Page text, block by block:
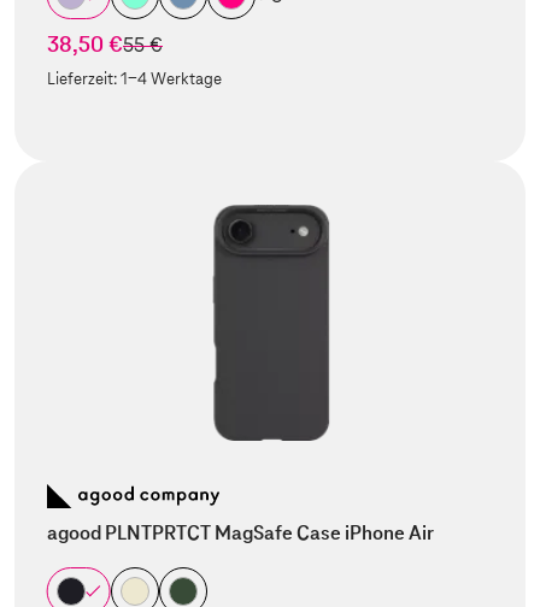
38,50 €statt
55 €
Lieferzeit:1-4 Werktage
agood PLNTPRTCT MagSafe Case iPhone Air